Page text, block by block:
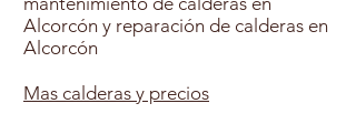
Alcorcón y reparación de calderas en
Alcorcón
Mas calderas y precios